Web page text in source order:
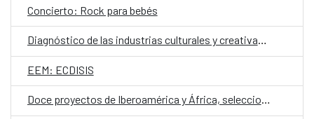
Concierto: Rock para bebés
Diagnóstico de las industrias culturales y creativas en Guatemala
EEM: ECDISIS
Doce proyectos de Iberoamérica y África, seleccionados en la convocatoria E·CO/26: Sobre el tiempo